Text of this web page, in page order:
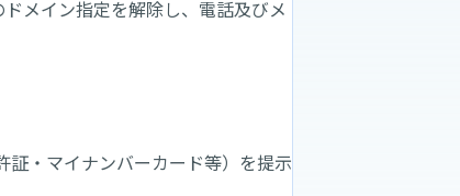
メイン指定を解除し、電話及びメ
・マイナンバーカード等）を提示